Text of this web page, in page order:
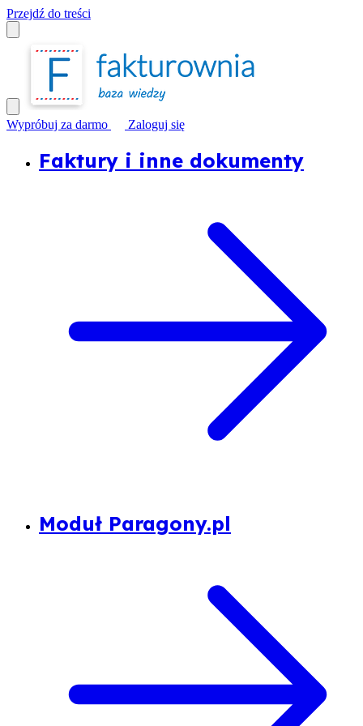
Przejdź do treści
Wypróbuj za darmo Zaloguj się
Faktury i inne dokumenty
Moduł Paragony.pl